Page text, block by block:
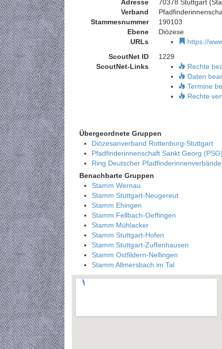
Adresse
70378 Stuttgart
Verband
Stammesnummer
190103
Ebene
Diözese
URLs
https://
ScoutNet ID
1229
ScoutNet-Links
Rechte
Daten
Termine
Rechte
Übergeordnete Gruppen
Diözesanverband Rottenburg-Stuttgart
Pfadfinderinnenschaft Sankt Georg
Ring Deutscher
Benachbarte Gruppen
Stamm Wernau
Stamm Stuttgart-Neugereut
Stamm Ehingen
Stamm Fellbach-Oeffingen
Stamm Mühlacker
Stamm Stuttgart-Hofen
Stamm Stuttgart-Zuffenhausen
Stamm Ostfildern-Nellingen
Stamm Allmersbach im Tal